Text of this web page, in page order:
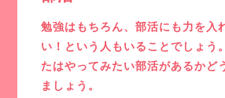
勉強はもちろん、部活にも力を入
い！という人もいることでしょう
たはやってみたい部活があるかど
ましょう。